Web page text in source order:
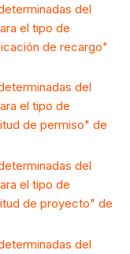
del
el tipo de
de recargo"
del
el tipo de
de permiso" de
del
el tipo de
de proyecto" de
del